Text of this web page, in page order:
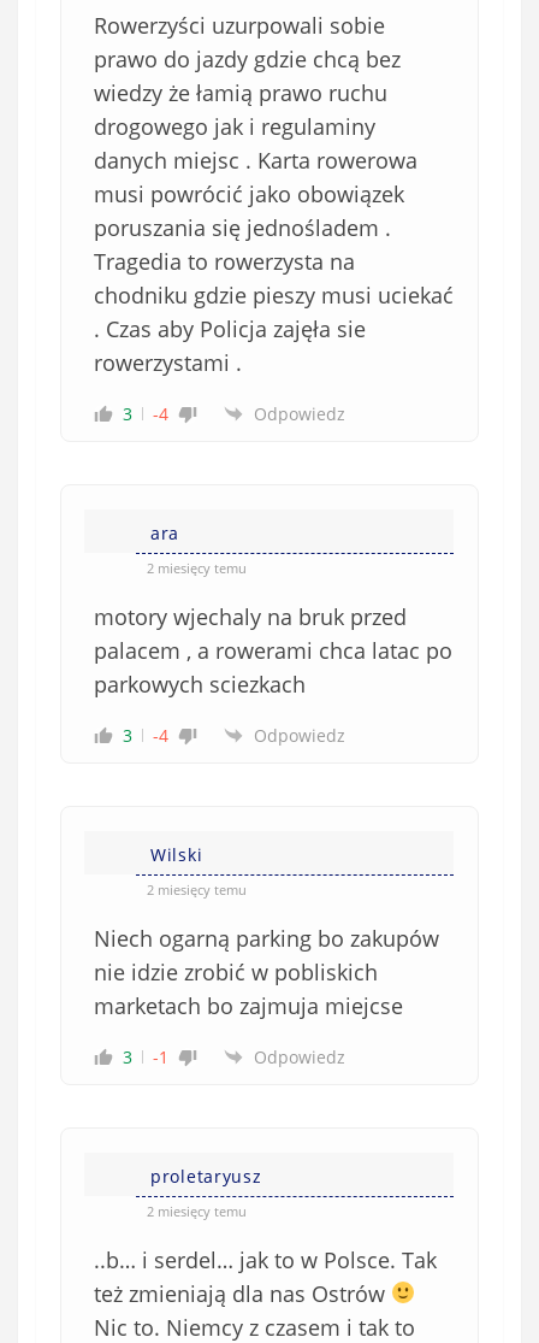
Rowerzyści uzurpowali sobie
prawo do jazdy gdzie chcą bez
wiedzy że łamią prawo ruchu
drogowego jak i regulaminy
danych miejsc . Karta rowerowa
musi powrócić jako obowiązek
poruszania się jednośladem .
Tragedia to rowerzysta na
chodniku gdzie pieszy musi uciekać
. Czas aby Policja zajęła sie
rowerzystami .
3 -4 Odpowiedz
ara
2 miesięcy temu
motory wjechaly na bruk przed
palacem , a rowerami chca latac po
parkowych sciezkach
3 -4 Odpowiedz
Wilski
2 miesięcy temu
Niech ogarną parking bo zakupów
nie idzie zrobić w pobliskich
marketach bo zajmuja miejcse
3 -1 Odpowiedz
proletaryusz
2 miesięcy temu
..b… i serdel… jak to w Polsce. Tak
też zmieniają dla nas Ostrów
Nic to. Niemcy z czasem i tak to